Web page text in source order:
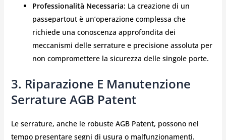
Professionalità Necessaria: La creazione di un
passepartout è un’operazione complessa che
richiede una conoscenza approfondita dei
meccanismi delle serrature e precisione assoluta per
non compromettere la sicurezza delle singole porte.
3. Riparazione E Manutenzione
Serrature AGB Patent
Le serrature, anche le robuste AGB Patent, possono nel
tempo presentare segni di usura o malfunzionamenti.